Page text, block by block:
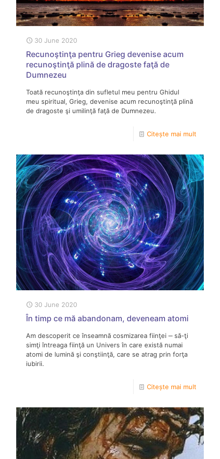
30 June 2020
Recunoştinţa pentru Grieg devenise acum
recunoştinţă plină de dragoste faţă de
Dumnezeu
Toată recunoştinţa din sufletul meu pentru Ghidul
meu spiritual, Grieg, devenise acum recunoştinţă plină
de dragoste şi umilinţă faţă de Dumnezeu.
Citește mai mult
30 June 2020
În timp ce mă abandonam, deveneam atomi
Am descoperit ce înseamnă cosmizarea fiinţei ‒ să-ţi
simţi întreaga fiinţă un Univers în care există numai
atomi de lumină şi conştiinţă, care se atrag prin forţa
iubirii.
Citește mai mult